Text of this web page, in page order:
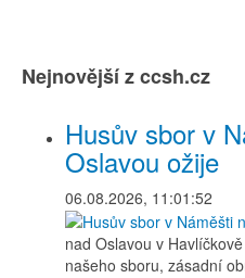
Nejnovější z ccsh.cz
Husův sbor v
Oslavou ožije
06.08.2026, 11:01:52
nad Oslavou v
našeho sboru, zásadní